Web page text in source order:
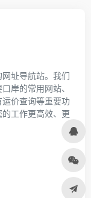
址导航站。我们
岸的常用网站、
价查询等重要功
工作更高效、更